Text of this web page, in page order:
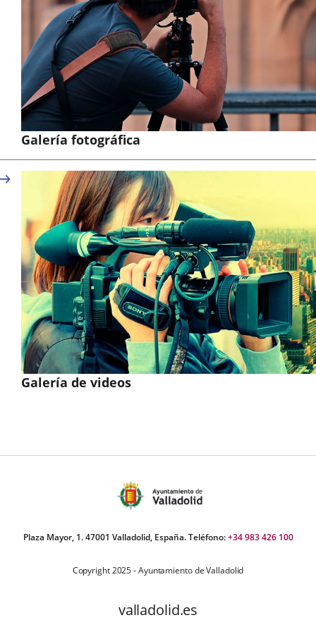
Galería fotográfica
Galería de videos
Plaza Mayor, 1. 47001 Valladolid, España. Teléfono:+34 983 426 100
Copyright 2025 - Ayuntamiento de Valladolid
valladolid.es